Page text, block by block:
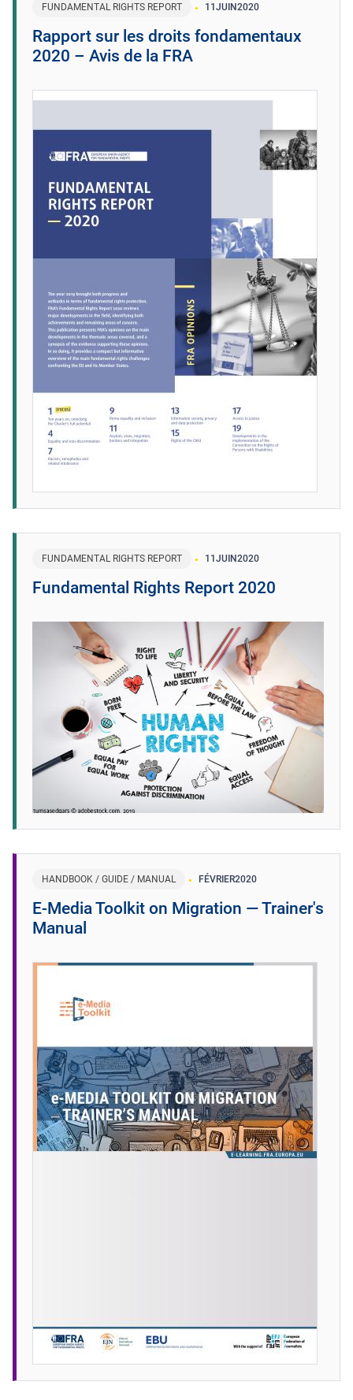
FUNDAMENTAL RIGHTS REPORT 11 JUIN2020
Rapport sur les droits fondamentaux
2020 – Avis de la FRA
FUNDAMENTAL RIGHTS REPORT 11 JUIN2020
Fundamental Rights Report 2020
HANDBOOK / GUIDE / MANUAL FÉVRIER2020
E-Media Toolkit on Migration ― Trainer's
Manual